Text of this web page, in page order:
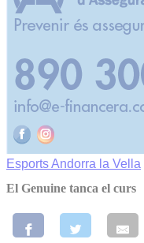
EsportsAndorra la Vella
El Genuine tanca el curs